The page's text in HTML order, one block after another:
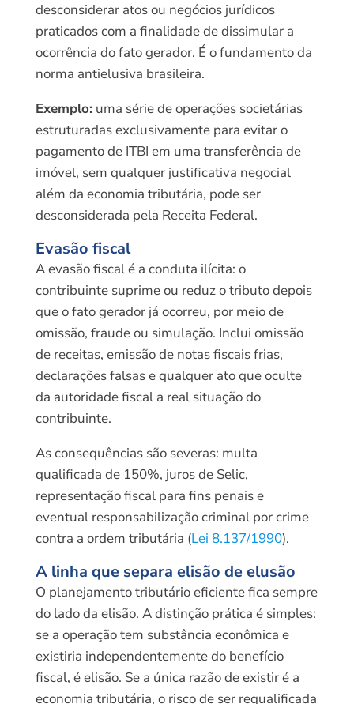
desconsiderar atos ou negócios jurídicos
praticados com a finalidade de dissimular a
ocorrência do fato gerador. É o fundamento da
norma antielusiva brasileira.
Exemplo:uma série de operações societárias
estruturadas exclusivamente para evitar o
pagamento de ITBI em uma transferência de
imóvel, sem qualquer justificativa negocial
além da economia tributária, pode ser
desconsiderada pela Receita Federal.
Evasão fiscal
A evasão fiscal é a conduta ilícita: o
contribuinte suprime ou reduz o tributo depois
que o fato gerador já ocorreu, por meio de
omissão, fraude ou simulação. Inclui omissão
de receitas, emissão de notas fiscais frias,
declarações falsas e qualquer ato que oculte
da autoridade fiscal a real situação do
contribuinte.
As consequências são severas: multa
qualificada de 150%, juros de Selic,
representação fiscal para fins penais e
eventual responsabilização criminal por crime
contra a ordem tributária (Lei 8.137/1990).
A linha que separa elisão de elusão
O planejamento tributário eficiente fica sempre
do lado da elisão. A distinção prática é simples:
se a operação tem substância econômica e
existiria independentemente do benefício
fiscal, é elisão. Se a única razão de existir é a
economia tributária, o risco de ser requalificada